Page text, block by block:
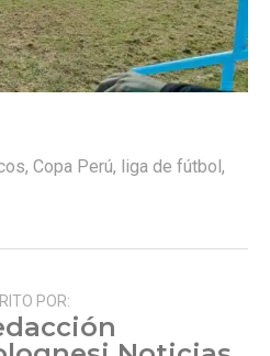
, Copa Perú, liga de fútbol,
POR: